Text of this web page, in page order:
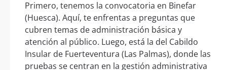
Primero, tenemos la convocatoria en Binefar
(Huesca). Aquí, te enfrentas a preguntas que
cubren temas de administración básica y
atención al público. Luego, está la del Cabildo
Insular de Fuerteventura (Las Palmas), donde las
pruebas se centran en la gestión administrativa